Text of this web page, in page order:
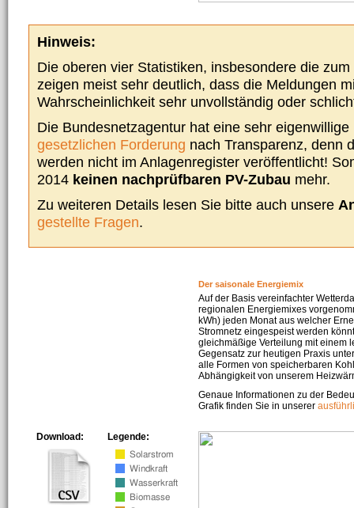
Hinweis:
Die oberen vier Statistiken, insbesondere die
zeigen meist sehr deutlich, dass die Meldungen
Wahrscheinlichkeit sehr unvollständig oder
Die Bundesnetzagentur hat eine sehr
gesetzlichen Forderung nach Transparenz, denn
werden nicht im Anlagenregister veröffentlicht!
2014 keinen nachprüfbaren PV-Zubau mehr.
Zu weiteren Details lesen Sie bitte auch unsere
gestellte Fragen.
Der saisonale Energiemix
Auf der Basis vereinfachter
regionalen Energiemixes
kWh) jeden Monat aus welcher
Stromnetz eingespeist werden
gleichmäßige Verteilung mit einem
Gegensatz zur heutigen Praxis
alle Formen von speicherbaren
Abhängigkeit von unserem
Genaue Informationen zu der
Grafik finden Sie in unserer
Legende:
Download: